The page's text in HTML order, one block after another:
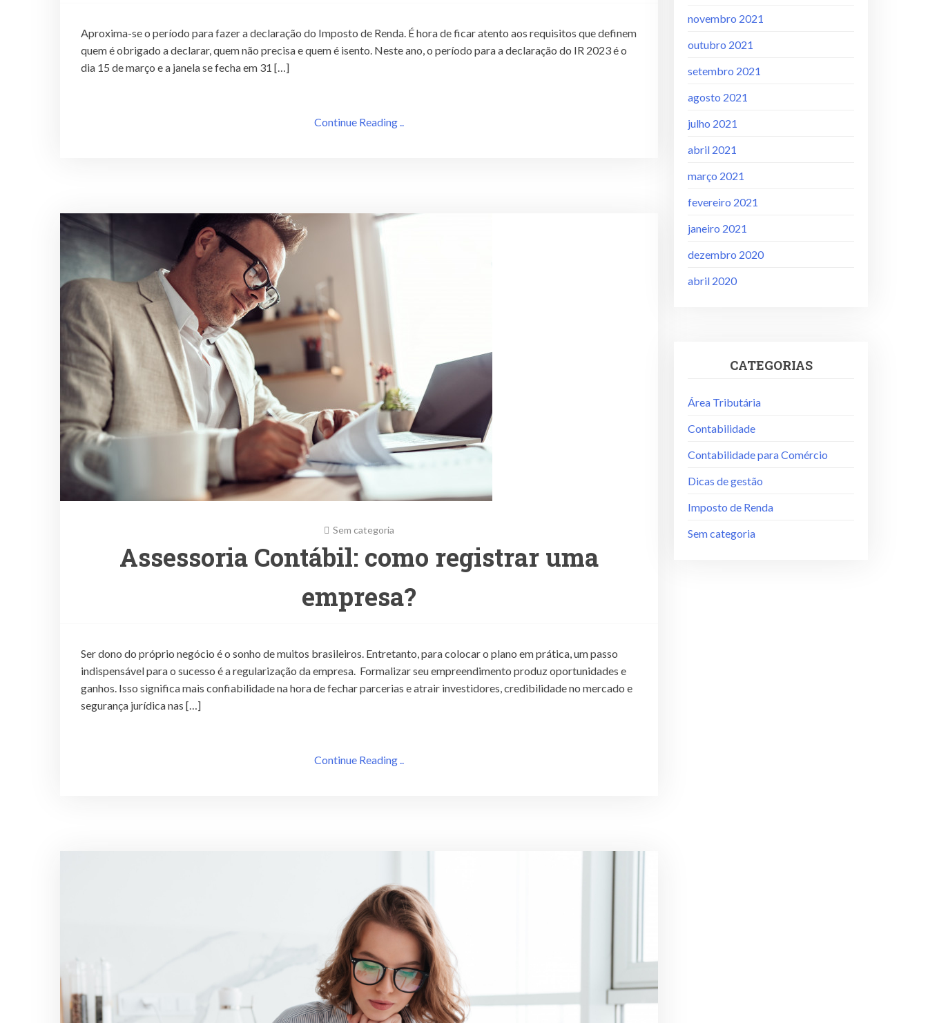
Aproxima-se o período para fazer a declaração do Imposto de Renda. É hora de ficar atento aos requisitos que definem
quem é obrigado a declarar, quem não precisa e quem é isento. Neste ano, o período para a declaração do IR 2023 é o
dia 15 de março e a janela se fecha em 31 […]
Continue Reading ..
Sem categoria
Assessoria Contábil: como registrar uma
empresa?
Ser dono do próprio negócio é o sonho de muitos brasileiros. Entretanto, para colocar o plano em prática, um passo
indispensável para o sucesso é a regularização da empresa. Formalizar seu empreendimento produz oportunidades e
ganhos. Isso significa mais confiabilidade na hora de fechar parcerias e atrair investidores, credibilidade no mercado e
segurança jurídica nas […]
Continue Reading ..
novembro 2021
outubro 2021
setembro 2021
agosto 2021
julho 2021
abril 2021
março 2021
fevereiro 2021
janeiro 2021
dezembro 2020
abril 2020
CATEGORIAS
Área Tributária
Contabilidade
Contabilidade para Comércio
Dicas de gestão
Imposto de Renda
Sem categoria